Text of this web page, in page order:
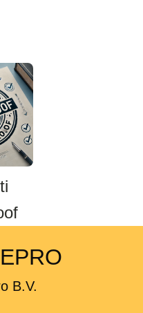
B.V.